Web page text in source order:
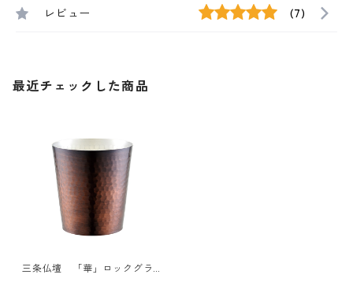
レビュー (7)
最近チェックした商品
三条仏壇 「華」ロックグラ